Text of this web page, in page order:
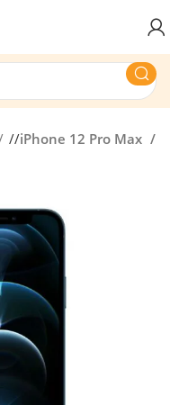
/ iPhone 12 Pro Max